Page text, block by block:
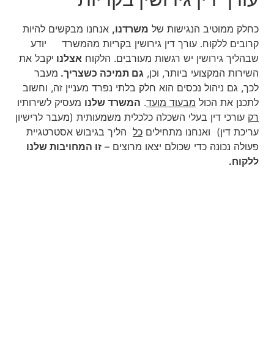
כחלק ממוטיב הנגישות של משרדנו, אנחנו מבקשים להיות
קרובים ללקוח. עורך דין גירושין בקריות מהמשרד
יודע
שבהליך גירושין יש רגשות מעורבים. הלקוח אצלנו יקבל את
השירות המקצועי ביותר, וכן, גם תמיכה כשצריך. מעבר
לכך, גם ניהול נכסים הוא חלק בלתי נפרד מעניין זה, וחשוב
לתכנן את הכול מבעוד מועד. המשרד שלנו מעסיק לשירותיו
רק עורכי דין בעלי השכלה כלכלית משמעותית (מעבר לרישיון
עריכת דין) ואנחנו מתחילים כל הליך בגיבוש אסטרטגיית
פעולה נכונה כדי שכולם יצאו מרוצים – זו המחויבות שלנו
ללקוח.